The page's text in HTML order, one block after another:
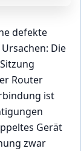
defekte
Die
Router
ist
Gerät
zwar